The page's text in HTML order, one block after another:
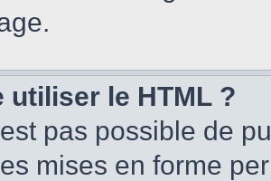
utiliser le HTML ?
pas possible de
mises en forme